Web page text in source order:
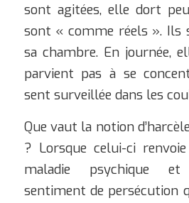
sont agitées, elle dort
sont « comme réels ». Ils
sa chambre. En journée,
parvient pas à se
sent surveillée dans les
Que vaut la notion
? Lorsque celui-ci
maladie psychique
sentiment de persécution